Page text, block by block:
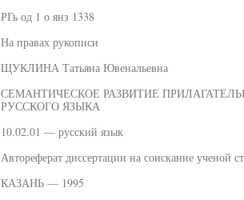
РГь од 1 о янз 1338
На правах рукописи
ЩУКЛИНА Татьяна Ювенальевна
СЕМАНТИЧЕСКОЕ РАЗВИТИЕ
РУССКОГО ЯЗЫКА
10.02.01 — русский язык
Автореферат диссертации на соискание ученой
КАЗАНЬ — 1995